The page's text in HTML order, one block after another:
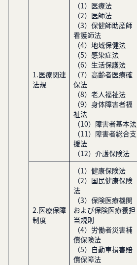
1.医療関連
法規
（1）医療法
（2）医師法
（3）保健師助産師
看護師法
（4）地域保健法
（5）感染症法
（6）生活保護法
（7）高齢者医療確
保法
（8）老人福祉法
（9）身体障害者福
祉法
（10）障害者基本法
（11）障害者総合支
援法
（12）介護保険法
2.医療保障
制度
（1）健康保険法
（2）国民健康保険
法
（3）保険医療機関
および保険医療養担
当規則
（4）労働者災害補
償保険法
（5）自動車損害賠
償保障法